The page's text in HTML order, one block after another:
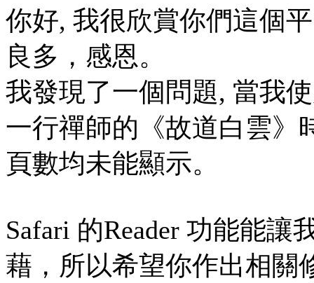
你好, 我很欣賞你們這個
良多，感恩。
我發現了一個問題, 當我
一行禪師的《故道白雲》
頁數均未能顯示。
Safari 的Reader 功能能
藉，所以希望你作出相關